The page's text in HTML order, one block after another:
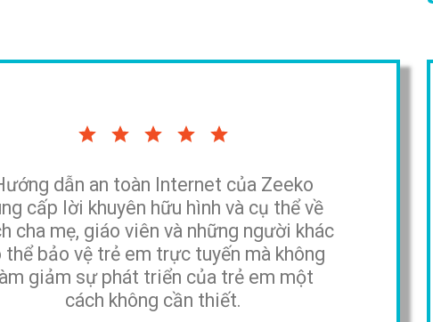
dẫn an toàn Internet của Zeeko
cấp lời khuyên hữu hình và cụ thể về
cha mẹ, giáo viên và những người khác
thể bảo vệ trẻ em trực tuyến mà không
giảm sự phát triển của trẻ em một
cách không cần thiết.